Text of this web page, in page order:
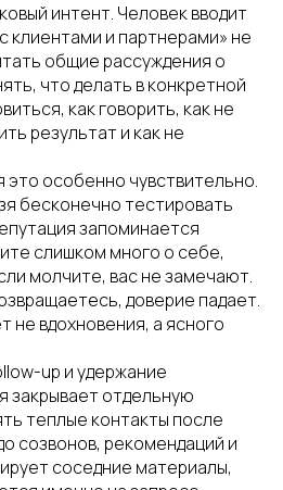
интент. Человек вводит
клиентами и партнерами» не
общие рассуждения о
что делать в конкретной
как говорить, как не
результат и как не
особенно чувствительно.
бесконечно тестировать
запоминается
слишком много о себе,
молчите, вас не замечают.
доверие падает.
не вдохновения, а ясного
up и удержание
закрывает отдельную
теплые контакты после
созвонов, рекомендаций и
соседние материалы,